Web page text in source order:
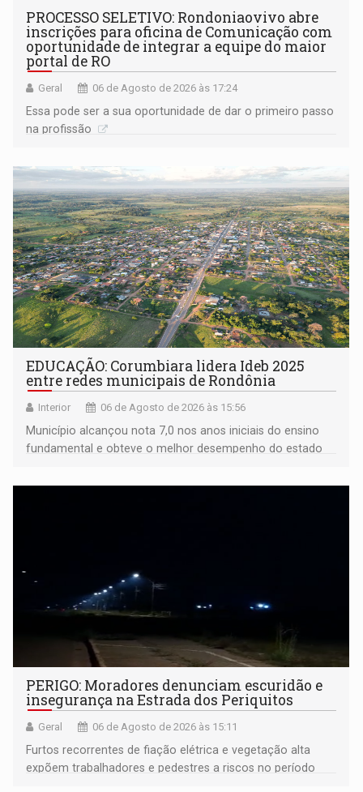
PROCESSO SELETIVO: Rondoniaovivo abre
inscrições para oficina de Comunicação com
oportunidade de integrar a equipe do maior
portal de RO
Geral 06 de Agosto de 2026 às 17:24
Essa pode ser a sua oportunidade de dar o primeiro passo
na profissão
EDUCAÇÃO: Corumbiara lidera Ideb 2025
entre redes municipais de Rondônia
Interior 06 de Agosto de 2026 às 15:56
Município alcançou nota 7,0 nos anos iniciais do ensino
fundamental e obteve o melhor desempenho do estado
PERIGO: Moradores denunciam escuridão e
insegurança na Estrada dos Periquitos
Geral 06 de Agosto de 2026 às 15:11
Furtos recorrentes de fiação elétrica e vegetação alta
expõem trabalhadores e pedestres a riscos no período